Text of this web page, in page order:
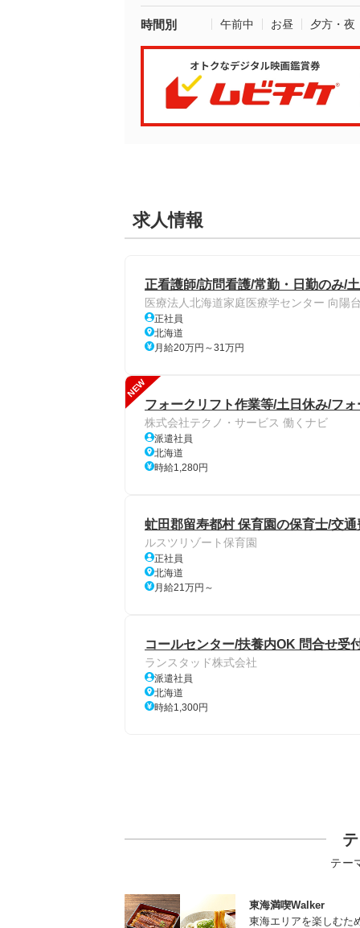
時間別 午前中 お昼 夕方・夜
求人情報
正看護師/訪問看護/常勤・日勤のみ/
医療法人北海道家庭医療学センター 向陽
正社員
北海道
月給20万円～31万円
NEW
フォークリフト作業等/土日休み/フ
株式会社テクノ・サービス 働くナビ
派遣社員
北海道
時給1,280円
虻田郡留寿都村 保育園の保育士/交
ルスツリゾート保育園
正社員
北海道
月給21万円～
コールセンター/扶養内OK 問合せ受
ランスタッド株式会社
派遣社員
北海道
時給1,300円
テー
東海満喫Walker
東海エリアを楽しむた